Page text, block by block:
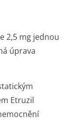
2,5 mg jednou
úprava
Etruzil